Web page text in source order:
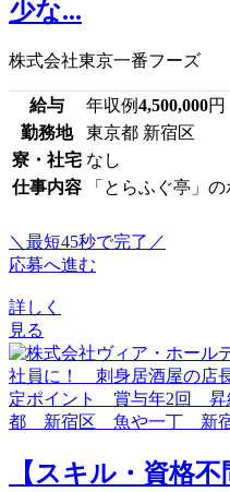
少な...
株式会社東京一番フーズ
給与 年収例4,500,000円
勤務地
東京都 新宿区
寮・社宅 なし
仕事内容
「とらふぐ亭」
＼最短45秒で完了／
応募へ進む
詳しく
見る
【スキル・資格